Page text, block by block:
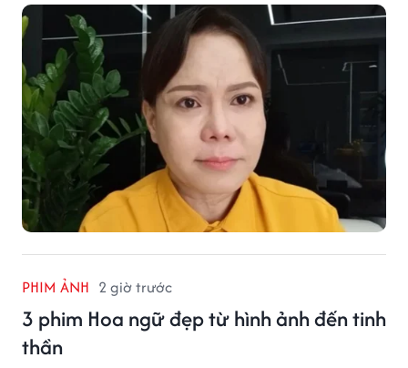
PHIM ẢNH 2 giờ trước
3 phim Hoa ngữ đẹp từ hình ảnh đến tinh
thần